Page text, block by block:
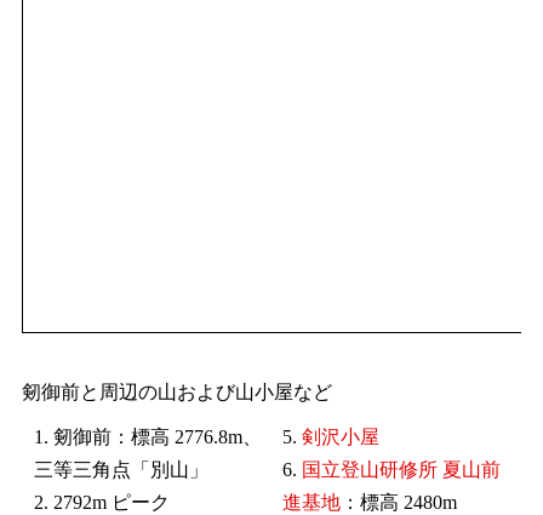
剱御前と周辺の山および山小屋など
1. 剱御前：標高 2776.8m、
三等三角点「別山」
2. 2792m ピーク
5. 剣沢小屋
6. 国立登山研修所 夏山前
進基地 ：標高 2480m